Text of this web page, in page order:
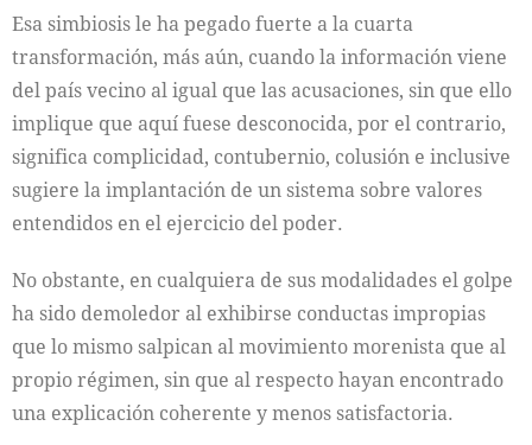
Esa simbiosis le ha pegado fuerte a la cuarta
transformación, más aún, cuando la información viene
del país vecino al igual que las acusaciones, sin que ello
implique que aquí fuese desconocida, por el contrario,
significa complicidad, contubernio, colusión e inclusive
sugiere la implantación de un sistema sobre valores
entendidos en el ejercicio del poder.
No obstante, en cualquiera de sus modalidades el golpe
ha sido demoledor al exhibirse conductas impropias
que lo mismo salpican al movimiento morenista que al
propio régimen, sin que al respecto hayan encontrado
una explicación coherente y menos satisfactoria.